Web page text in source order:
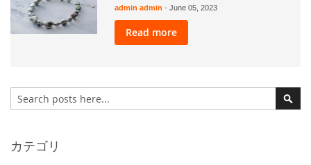
admin admin- June 05, 2023
Read more
検
索
カテゴリ